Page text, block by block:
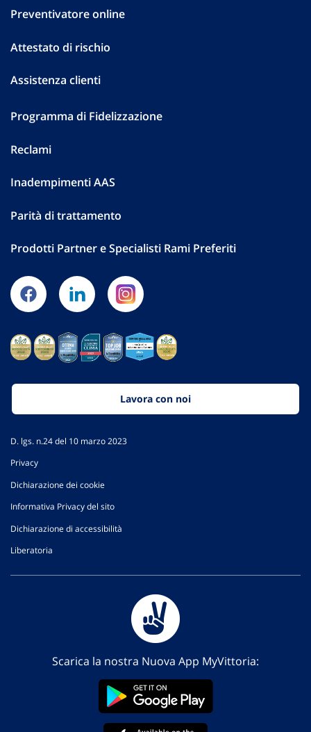
Preventivatore online
Attestato di rischio
Assistenza clienti
Programma di Fidelizzazione
Reclami
Inadempimenti AAS
Parità di trattamento
Prodotti Partner e Specialisti Rami Preferiti
Lavora con noi
D. lgs. n.24 del 10 marzo 2023
Privacy
Dichiarazione dei cookie
Informativa Privacy del sito
Dichiarazione di accessibilità
Liberatoria
Scarica la nostra Nuova App MyVittoria: